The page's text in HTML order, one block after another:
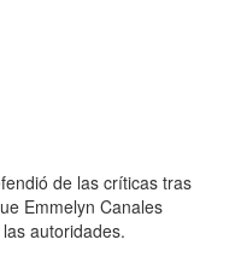
de las críticas tras
Emmelyn Canales
autoridades.